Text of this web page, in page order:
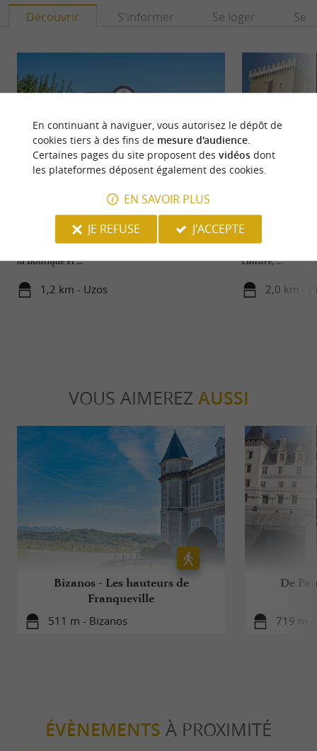
Découvrir S'informer Se loger Se
Féerie Gourmande - Le Musée des Arts sucrés
Féérie Gourmande : Plongez dans l'Univers des
Arts Sucrés à Uzos, au cœur du Béarn Bienvenue à
la Boutique et ...
1,2 km - Uzos
Pau
Pau, capitale du
Atlantiques, est
culture, ...
2,0 km -
VOUS AIMEREZ AUSSI
Bizanos - Les hauteurs de
Franqueville
511 m - Bizanos
De
719 m -
ÉVÈNEMENTS À PROXIMITÉ
En continuant à naviguer, vous autorisez le dépôt de
cookies tiers à des fins de mesure d'audience.
Certaines pages du site proposent des vidéosdont
les plateformes déposent également des cookies.
EN SAVOIR PLUS
JE REFUSE
J'ACCEPTE